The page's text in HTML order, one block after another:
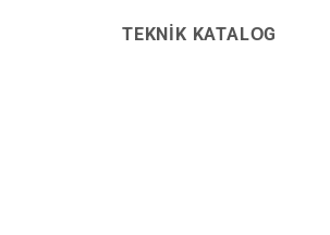
TEKNIK KATALOG